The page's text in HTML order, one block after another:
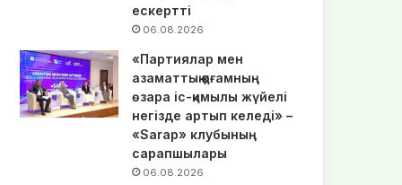
ескертті
06.08.2026
«Партиялар мен
азаматтық қоғамның
өзара іс-қимылы жүйелі
негізде артып келеді» –
«Sarap» клубының
сарапшылары
06.08.2026